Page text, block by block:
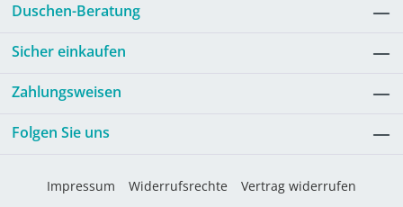
Duschen-Beratung
Sicher einkaufen
Zahlungsweisen
Folgen Sie uns
Impressum Widerrufsrechte Vertrag widerrufen